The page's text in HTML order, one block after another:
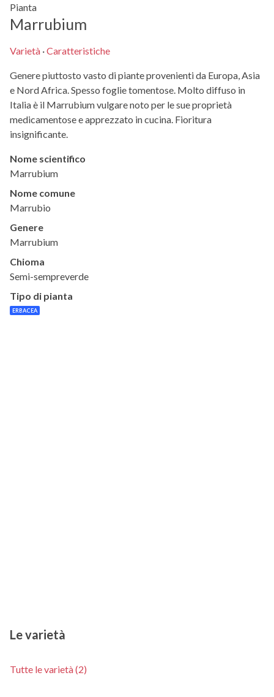
Pianta
Marrubium
Varietà ·Caratteristiche
Genere piuttosto vasto di piante provenienti da Europa, Asia
e Nord Africa. Spesso foglie tomentose. Molto diffuso in
Italia è il Marrubium vulgare noto per le sue proprietà
medicamentose e apprezzato in cucina. Fioritura
insignificante.
Nome scientifico
Marrubium
Nome comune
Marrubio
Genere
Marrubium
Chioma
Semi-sempreverde
Tipo di pianta
ERBACEA
Le varietà
Tutte le varietà (2)